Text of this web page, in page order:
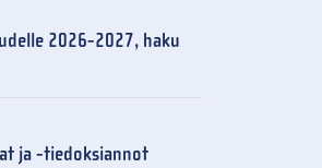
2026-2027, haku
ja -tiedoksiannot